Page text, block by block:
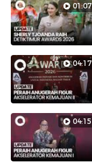
01:07
04:17
04:15